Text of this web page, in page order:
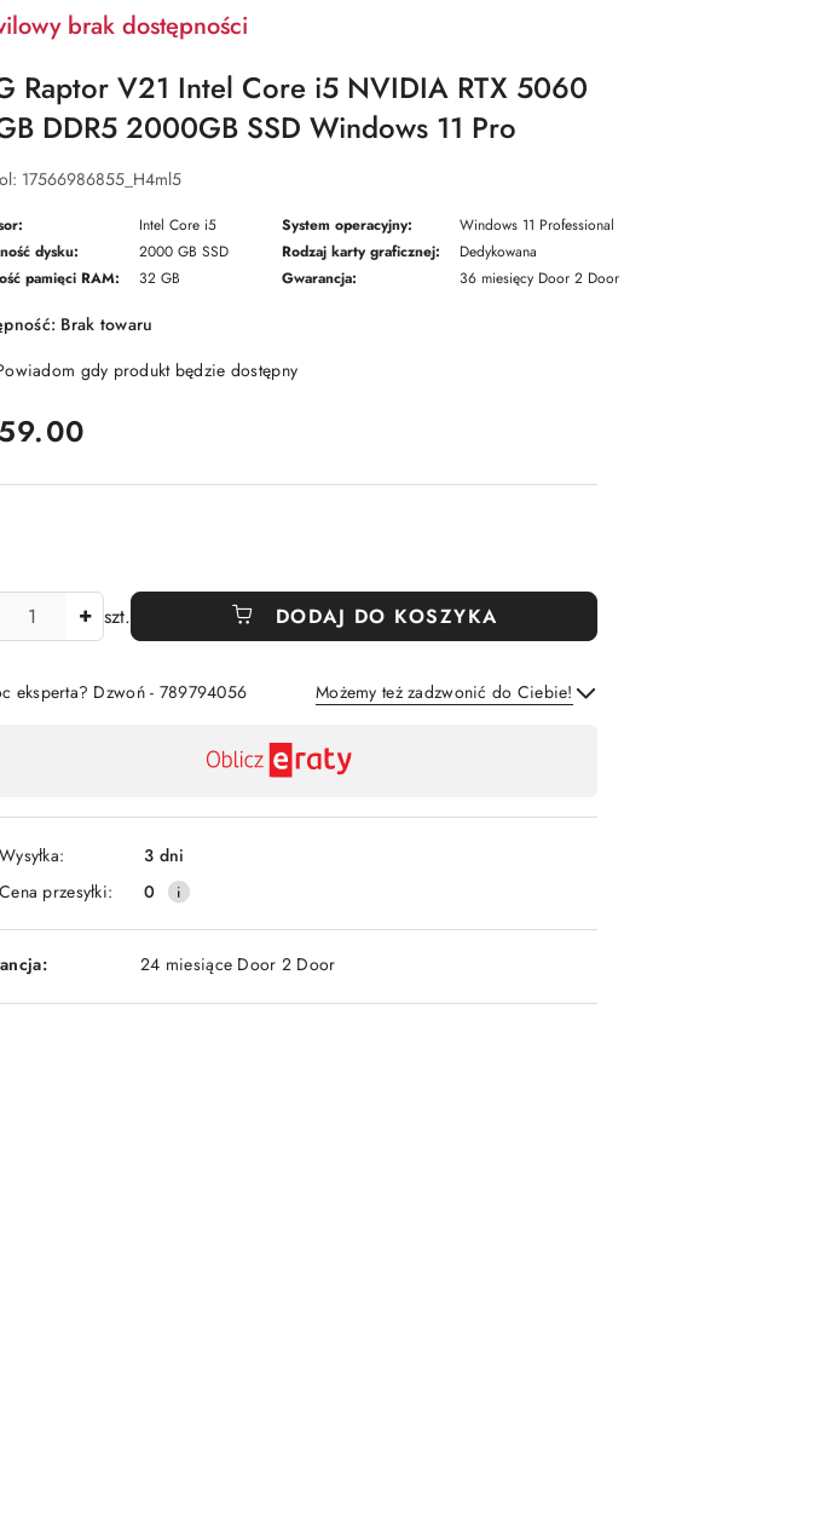
brak dostępności
Raptor V21 Intel Core i5 NVIDIA RTX 5060
DDR5 2000GB SSD Windows 11 Pro
17566986855_H4ml5
Intel Core i5 System operacyjny:
Windows 11 Professional
dysku:
2000 GB SSD Rodzaj karty graficznej:
Dedykowana
pamięci RAM:
32 GB Gwarancja: 36 miesięcy Door 2 Door
Brak towaru
gdy produkt będzie dostępny
szt. DODAJ DO KOSZYKA
eksperta? Dzwoń - 789794056 Możemy też zadzwonić do Ciebie!
Wysyłka:
3 dni
Cena przesyłki:
0
24 miesiące Door 2 Door